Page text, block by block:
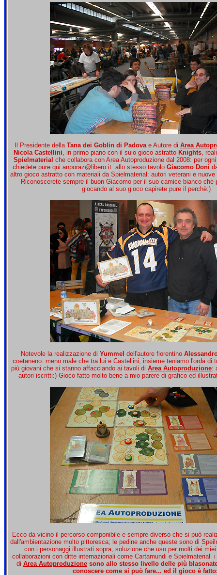
Il Presidente della Tana dei Goblin di Padovae Autore di Area
Nicola Castellini, in primo piano con il suio gioco astratto Knights,
Spielmaterial che collabora con Area Autoproduzione dal 2008: per
chiedete pure qui anporaz@libero.it allo stesso tavolo Giacomo Doni
altro gioco astratto con materiali da Spielmaterial: autori veterani e
Riconoscerete sempre il buon Giacomo per il suo camice bianco che
giocando al suo gioco capirete pure il perchè:)
Notevole la realizzazione di Yummel dell'autore fiorentino
coetaneno: meno male che tra lui e Castellini, insieme teniamo l'orda di
più giovani che si stanno affacciando ai tavoli di Area Autoproduzione:
autori iscritti:) Gioco fatto molto bene a mio parere di grafico ed
Ecco da vicino il percorso componibile e sempre diverso che si può
dall'ambientazione molto pittoresca; le pedine anche queste sono di
con i personaggi illustrati sopra, soluzione che uso per molti dei
collaborazioni con ditte internazionali come Cartamundi e Spielmaterial
di Area Autoproduzionesono allo stesso livello delle più
conoscere come si può fare... ed il gioco è